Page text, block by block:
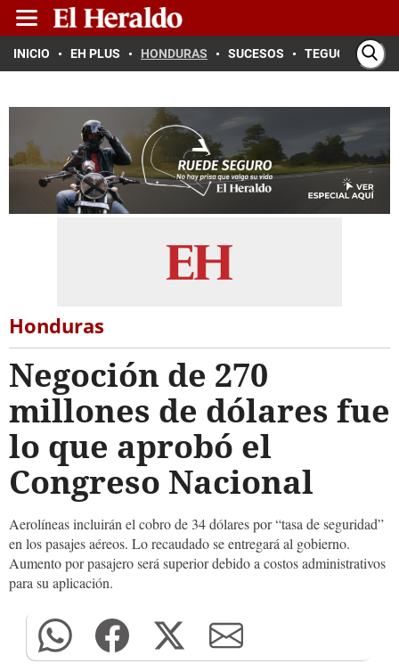
INICIO EH PLUS HONDURAS SUCESOS TEGUCIGALPA
Honduras
Negoción de 270
millones de dólares fue
lo que aprobó el
Congreso Nacional
Aerolíneas incluirán el cobro de 34 dólares por “tasa de seguridad”
en los pasajes aéreos. Lo recaudado se entregará al gobierno.
Aumento por pasajero será superior debido a costos administrativos
para su aplicación.